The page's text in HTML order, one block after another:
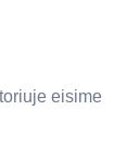
eisime